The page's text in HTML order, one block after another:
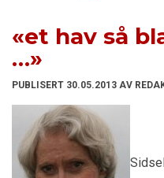
«et hav så
…»
PUBLISERT 30.05.2013 AV